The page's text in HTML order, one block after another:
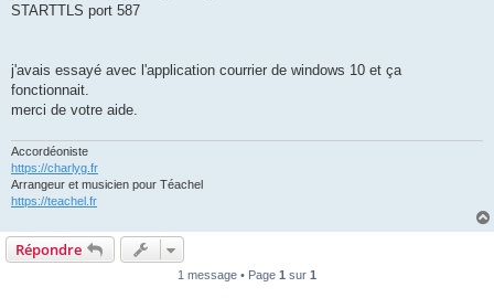
STARTTLS port 587
j'avais essayé avec l'application courrier de windows 10 et ça
fonctionnait.
merci de votre aide.
Accordéoniste
https://charlyg.fr
Arrangeur et musicien pour Téachel
https://teachel.fr
Répondre
1 message • Page 1 sur 1